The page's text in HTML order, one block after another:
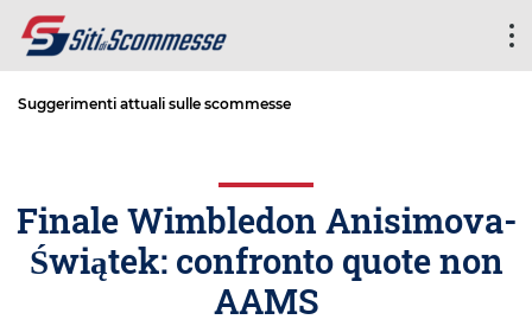
Suggerimenti attuali sulle scommesse
Finale Wimbledon Anisimova-
Świątek: confronto quote non
AAMS